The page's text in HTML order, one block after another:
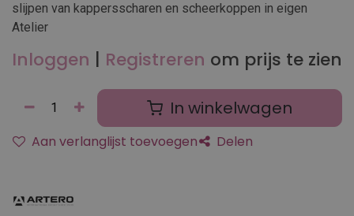
slijpen van kappersscharen en scheerkoppen in eigen
Atelier
Inloggen | Registreren om prijs te zien
In winkelwagen
Aan verlanglijst toevoegen Delen